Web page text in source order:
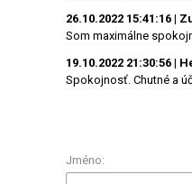
26.10.2022 15:41:16 |
Som maximálne
19.10.2022 21:30:56 |
Spokojnosť. Chutné a
Jméno: